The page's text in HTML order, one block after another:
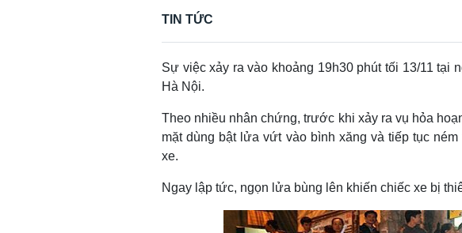
TIN TỨC
Sự việc xảy ra vào khoảng 19h30 phút tối 13/11 tại
Hà Nội.
Theo nhiều nhân chứng, trước khi xảy ra vụ hỏa
mặt dùng bật lửa vứt vào bình xăng và tiếp tục
xe.
Ngay lập tức, ngọn lửa bùng lên khiến chiếc xe bị